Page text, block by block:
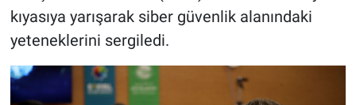
kıyasıya yarışarak siber güvenlik alanındaki
yeteneklerini sergiledi.